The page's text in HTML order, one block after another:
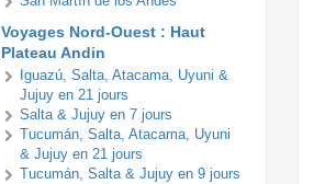
Voyages Nord-Ouest : Haut
Plateau Andin
Iguazú, Salta, Atacama, Uyuni &
Jujuy en 21 jours
Salta & Jujuy en 7 jours
Tucumán, Salta, Atacama, Uyuni
& Jujuy en 21 jours
Tucumán, Salta & Jujuy en 9 jours